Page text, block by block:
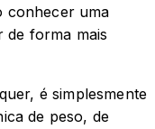
conhecer uma
de forma mais
é simplesmente
de peso, de